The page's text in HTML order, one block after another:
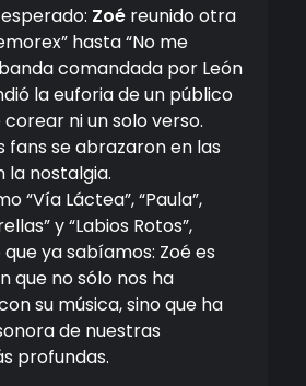
Zoé reunido otra
hasta “No me
comandada por León
la euforia de un público
ni un solo verso.
fans se abrazaron en las
la nostalgia.
“Vía Láctea”, “Paula”,
y “Labios Rotos”,
ya sabíamos: Zoé es
que no sólo nos ha
su música, sino que ha
de nuestras
profundas.